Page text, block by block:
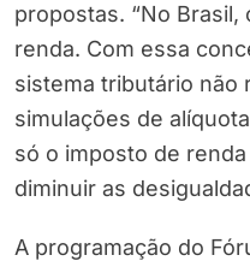
propostas. “No
renda. Com essa
sistema tributário não
simulações de
só o imposto de
diminuir as
A programação do